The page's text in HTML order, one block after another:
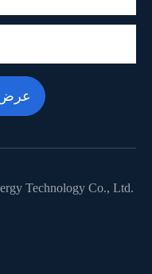
Technology Co., Ltd.